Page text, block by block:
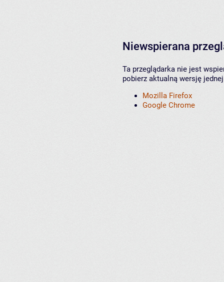
Niewspierana
Ta przeglądarka nie jest
pobierz aktualną wersję
Mozilla Firefox
Google Chrome